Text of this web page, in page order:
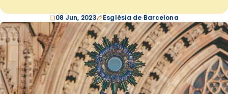
08 Jun, 2023 Església de Barcelona